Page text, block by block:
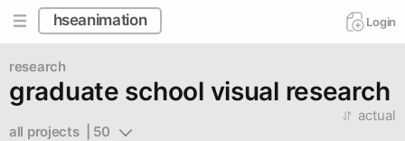
hseanimation Login
research
graduate school visual research
all projects  | 50
actual